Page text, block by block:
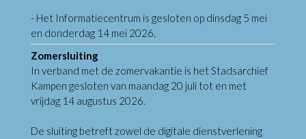
- Het Informatiecentrum is gesloten op dinsdag 5 mei
en donderdag 14 mei 2026.
Zomersluiting
In verband met de zomervakantie is het Stadsarchief
Kampen gesloten van maandag 20 juli tot en met
vrijdag 14 augustus 2026.
De sluiting betreft zowel de digitale dienstverlening